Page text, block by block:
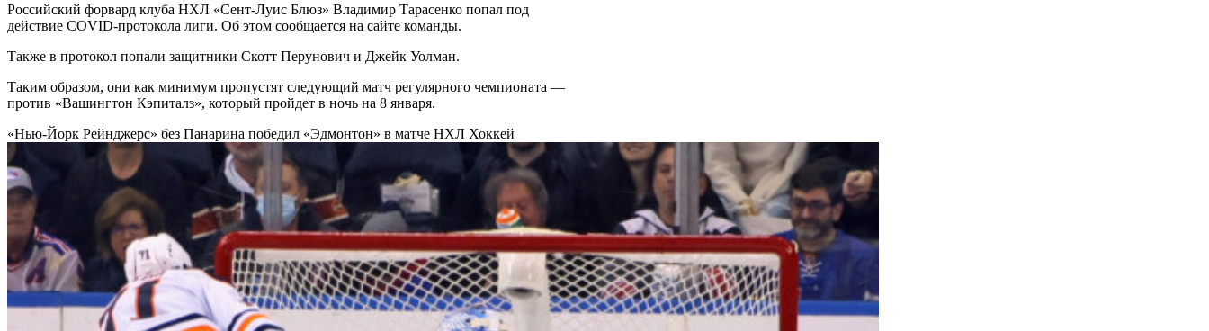
Российский форвард клуба НХЛ «Сент-Луис Блюз» Владимир Тарасенко попал под
действие COVID-протокола лиги. Об этом сообщается на сайте команды.
Также в протокол попали защитники Скотт Перунович и Джейк Уолман.
Таким образом, они как минимум пропустят следующий матч регулярного чемпионата —
против «Вашингтон Кэпиталз», который пройдет в ночь на 8 января.
«Нью-Йорк Рейнджерс» без Панарина победил «Эдмонтон» в матче НХЛ Хоккей